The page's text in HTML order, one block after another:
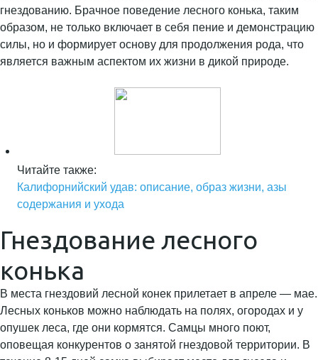
гнездованию. Брачное поведение лесного конька, таким
образом, не только включает в себя пение и демонстрацию
силы, но и формирует основу для продолжения рода, что
является важным аспектом их жизни в дикой природе.
Читайте также:
Калифорнийский удав: описание, образ жизни, азы
содержания и ухода
Гнездование лесного
конька
В места гнездовий лесной конек прилетает в апреле — мае.
Лесных коньков можно наблюдать на полях, огородах и у
опушек леса, где они кормятся. Самцы много поют,
оповещая конкурентов о занятой гнездовой территории. В